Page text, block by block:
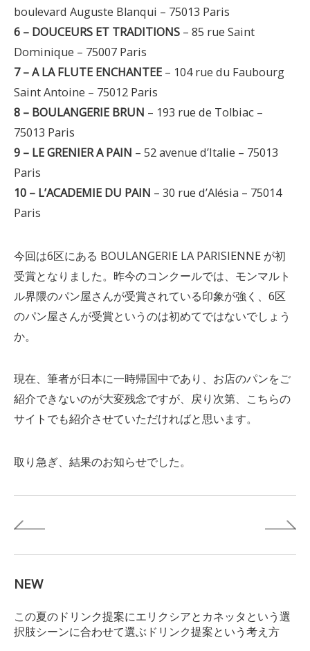
boulevard Auguste Blanqui – 75013 Paris
6 – DOUCEURS ET TRADITIONS – 85 rue Saint
Dominique – 75007 Paris
7 – A LA FLUTE ENCHANTEE – 104 rue du Faubourg
Saint Antoine – 75012 Paris
8 – BOULANGERIE BRUN – 193 rue de Tolbiac –
75013 Paris
9 – LE GRENIER A PAIN – 52 avenue d’Italie – 75013
Paris
10 – L’ACADEMIE DU PAIN – 30 rue d’Alésia – 75014
Paris
今回は6区にある BOULANGERIE LA PARISIENNE が初
受賞となりました。昨今のコンクールでは、モンマルト
ル界隈のパン屋さんが受賞されている印象が強く、6区
のパン屋さんが受賞というのは初めてではないでしょう
か。
現在、筆者が日本に一時帰国中であり、お店のパンをご
紹介できないのが大変残念ですが、戻り次第、こちらの
サイトでも紹介させていただければと思います。
取り急ぎ、結果のお知らせでした。
NEW
この夏のドリンク提案にエリクシアとカネッタという選
択肢シーンに合わせて選ぶドリンク提案という考え方